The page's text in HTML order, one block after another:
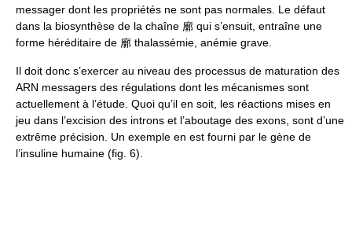
messager dont les propriétés ne sont pas normales. Le défaut
dans la biosynthèse de la chaîne 廓 qui s’ensuit, entraîne une
forme héréditaire de 廓 thalassémie, anémie grave.
Il doit donc s’exercer au niveau des processus de maturation des
ARN messagers des régulations dont les mécanismes sont
actuellement à l’étude. Quoi qu’il en soit, les réactions mises en
jeu dans l’excision des introns et l’aboutage des exons, sont d’une
extrême précision. Un exemple en est fourni par le gène de
l’insuline humaine (fig. 6).